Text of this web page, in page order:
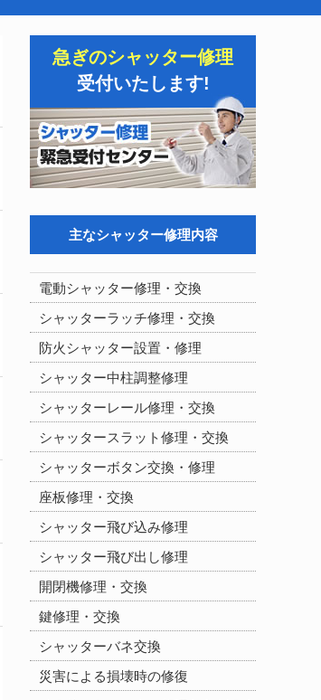
急ぎのシャッター修理
受付いたします!
主なシャッター修理内容
電動シャッター修理・交換
シャッターラッチ修理・交換
防火シャッター設置・修理
シャッター中柱調整修理
シャッターレール修理・交換
シャッタースラット修理・交換
シャッターボタン交換・修理
座板修理・交換
シャッター飛び込み修理
シャッター飛び出し修理
開閉機修理・交換
鍵修理・交換
シャッターバネ交換
災害による損壊時の修復